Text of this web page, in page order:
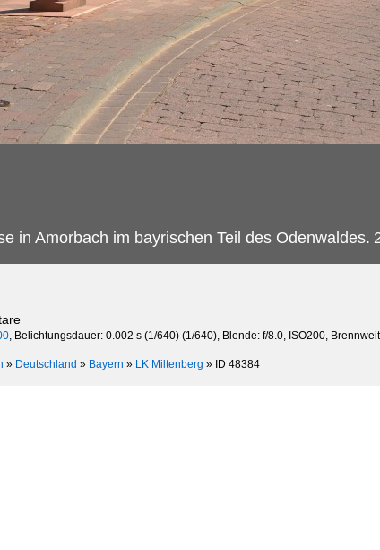
in Amorbach im bayrischen Teil des Odenwaldes.
, Belichtungsdauer: 0.002 s (1/640) (1/640), Blende: f/8.0, ISO200,
» Deutschland » Bayern » LK Miltenberg » ID 48384